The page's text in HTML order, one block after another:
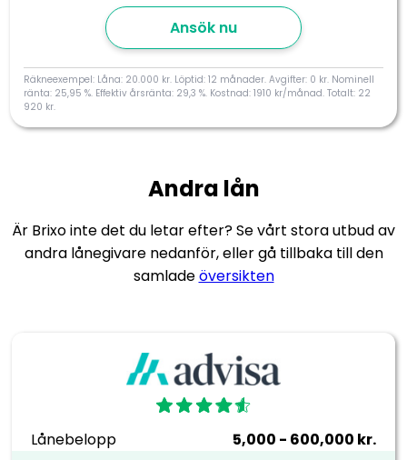
Ansök nu
Räkneexempel: Låna: 20.000 kr. Löptid: 12 månader. Avgifter: 0 kr. Nominell
ränta: 25,95 %. Effektiv årsränta: 29,3 %. Kostnad: 1910 kr/månad. Totalt: 22
920 kr.
Andra lån
Är Brixo inte det du letar efter? Se vårt stora utbud av
andra lånegivare nedanför, eller gå tillbaka till den
samladeöversikten
Lånebelopp
5,000 - 600,000 kr.